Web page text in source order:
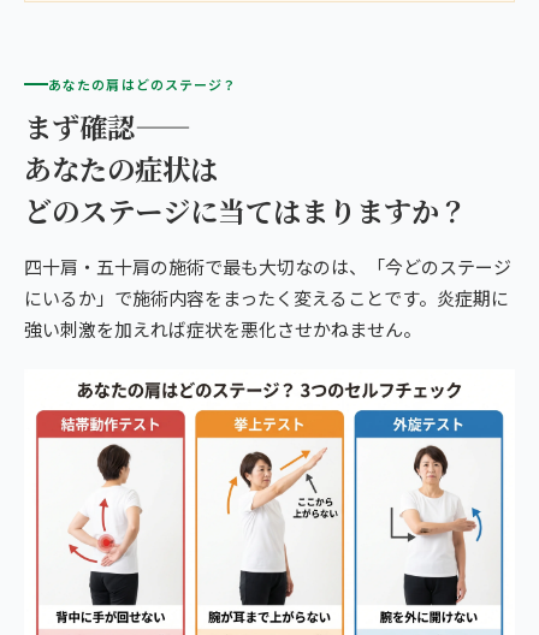
あなたの肩はどのステージ？
まず確認——
あなたの症状は
どのステージに当てはまりますか？
四十肩・五十肩の施術で最も大切なのは、「今どのステージ
にいるか」で施術内容をまったく変えることです。炎症期に
強い刺激を加えれば症状を悪化させかねません。